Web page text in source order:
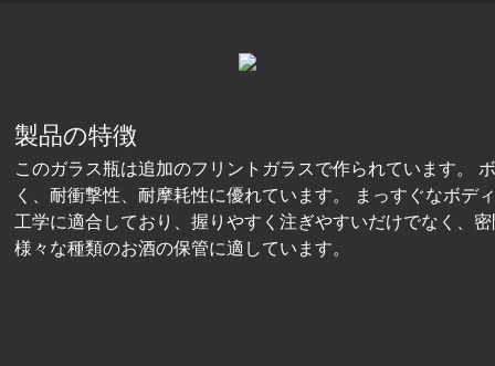
製品の特徴
このガラス瓶は追加のフリントガラスで作られています。
く、耐衝撃性、耐摩耗性に優れています。 まっすぐなボデ
工学に適合しており、握りやすく注ぎやすいだけでなく、
様々な種類のお酒の保管に適しています。